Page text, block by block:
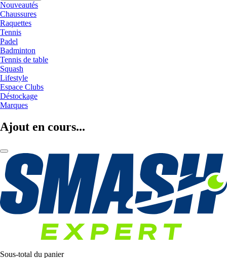
Nouveautés
Chaussures
Raquettes
Tennis
Padel
Badminton
Tennis de table
Squash
Lifestyle
Espace Clubs
Déstockage
Marques
Ajout en cours...
Sous-total du panier